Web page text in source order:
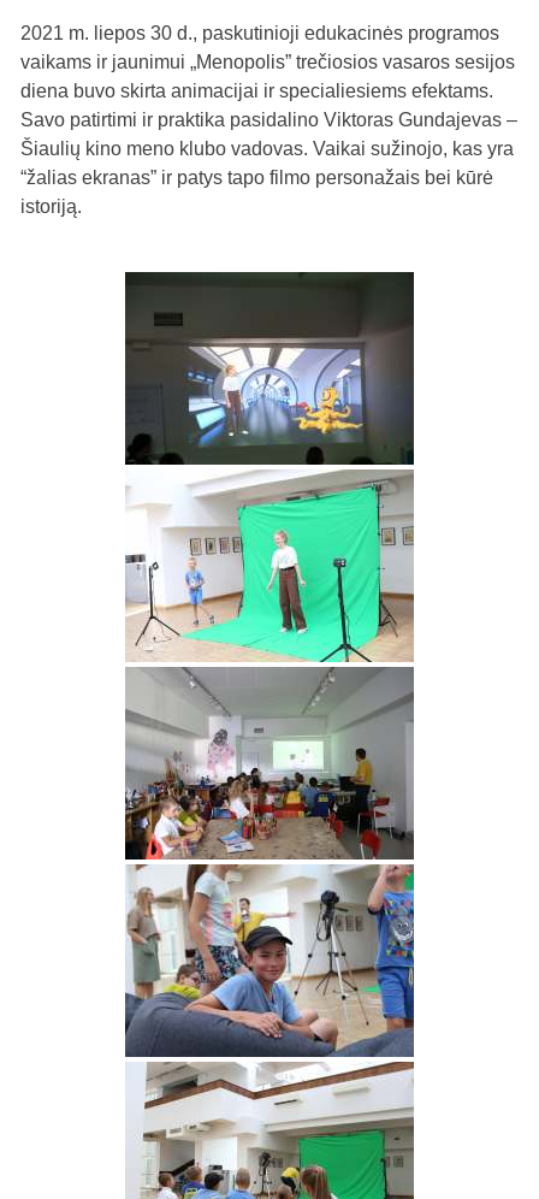
2021 m. liepos 30 d., paskutinioji edukacinės programos
vaikams ir jaunimui „Menopolis” trečiosios vasaros sesijos
diena buvo skirta animacijai ir specialiesiems efektams.
Savo patirtimi ir praktika pasidalino Viktoras Gundajevas –
Šiaulių kino meno klubo vadovas. Vaikai sužinojo, kas yra
“žalias ekranas” ir patys tapo filmo personažais bei kūrė
istoriją.